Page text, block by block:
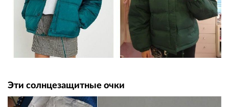
Эти солнцезащитные очки